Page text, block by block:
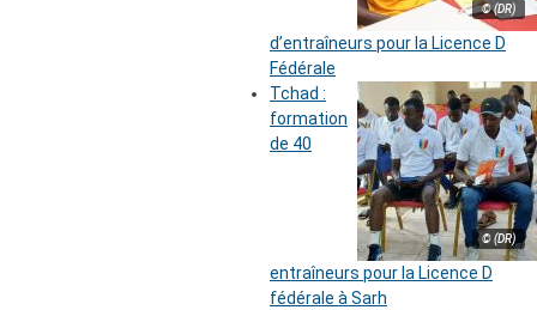
© (DR)
d’entraîneurs pour la Licence D
Fédérale
© (DR)
Tchad :
formation
de 40
entraîneurs pour la Licence D
fédérale à Sarh